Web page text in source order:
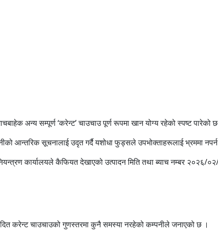
अन्य सम्पूर्ण ‘करेन्ट’ चाउचाउ पूर्ण रूपमा खान योग्य रहेको स्पष्ट पारेको
आन्तरिक सूचनालाई उदृत गर्दै यशोधा फुड्सले उपभोक्ताहरूलाई भ्रममा
नियन्त्रण कार्यालयले कैफियत देखाएको उत्पादन मिति तथा ब्याच नम्बर
करेन्ट चाउचाउको गुणस्तरमा कुनै समस्या नरहेको कम्पनीले जनाएको छ ।